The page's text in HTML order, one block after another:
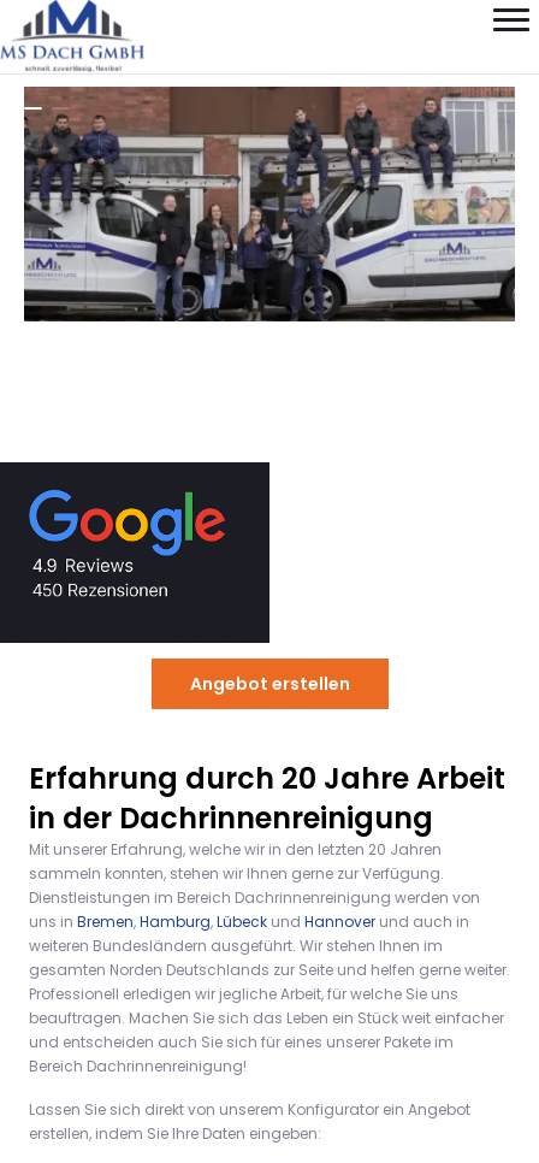
Angebot erstellen
Erfahrung durch 20 Jahre Arbeit
in der Dachrinnenreinigung
Mit unserer Erfahrung, welche wir in den letzten 20 Jahren
sammeln konnten, stehen wir Ihnen gerne zur Verfügung.
Dienstleistungen im Bereich Dachrinnenreinigung werden von
uns in Bremen,Hamburg,Lübeck und Hannover und auch in
weiteren Bundesländern ausgeführt. Wir stehen Ihnen im
gesamten Norden Deutschlands zur Seite und helfen gerne weiter.
Professionell erledigen wir jegliche Arbeit, für welche Sie uns
beauftragen. Machen Sie sich das Leben ein Stück weit einfacher
und entscheiden auch Sie sich für eines unserer Pakete im
Bereich Dachrinnenreinigung!
Lassen Sie sich direkt von unserem Konfigurator ein Angebot
erstellen, indem Sie Ihre Daten eingeben: